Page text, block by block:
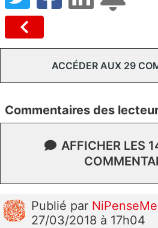
ACCÉDER AUX 29
Commentaires des
AFFICHER LES
Publié par
27/03/2018 à 17h04